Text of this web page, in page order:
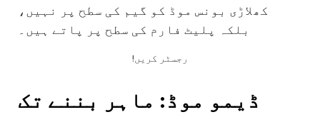
کھلاڑی بونس موڈ کو گیم کی سطح پر نہیں،
بلکہ پلیٹ فارم کی سطح پر پاتے ہیں۔
!رجسٹر کریں
ڈیمو موڈ: ماہر بننے تک